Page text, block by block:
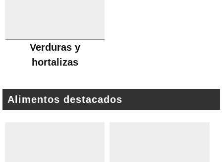
Verduras y
hortalizas
Alimentos destacados